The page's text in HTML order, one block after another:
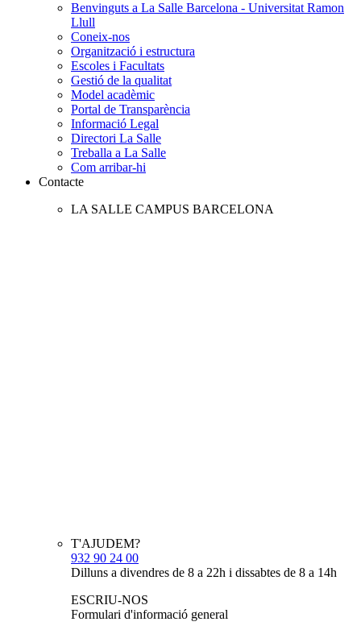
Benvinguts a La Salle Barcelona - Universitat Ramon
Llull
Coneix-nos
Organització i estructura
Escoles i Facultats
Gestió de la qualitat
Model acadèmic
Portal de Transparència
Informació Legal
Directori La Salle
Treballa a La Salle
Com arribar-hi
Contacte
LA SALLE CAMPUS BARCELONA
T'AJUDEM?
932 90 24 00
Dilluns a divendres de 8 a 22h i dissabtes de 8 a 14h
ESCRIU-NOS
Formulari d'informació general